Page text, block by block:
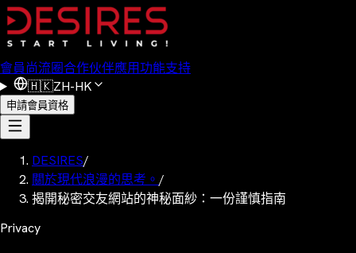
會員尚流圈合作伙伴應用功能支持
🇭🇰ZH-HK
申請會員資格
DESIRES/
關於現代浪漫的思考。 /
揭開秘密交友網站的神秘面紗：一份謹慎指南
Privacy